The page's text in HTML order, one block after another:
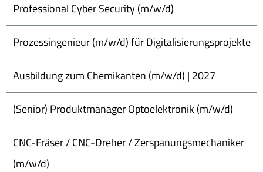
Professional Cyber Security (m/w/d)
Prozessingenieur (m/w/d) für Digitalisierungsprojekte
Ausbildung zum Chemikanten (m/w/d) | 2027
(Senior) Produktmanager Optoelektronik (m/w/d)
CNC-Fräser / CNC-Dreher / Zerspanungsmechaniker
(m/w/d)